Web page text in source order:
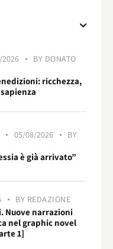
BY DONATO
ricchezza,
05/08/2026
BY
è già arrivato”
BY REDAZIONE
Nuove narrazioni
nel graphic novel
1]